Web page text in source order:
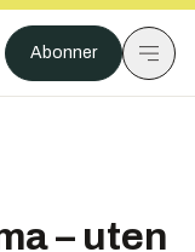
Abonner
– uten